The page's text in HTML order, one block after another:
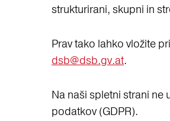
strukturirani, skupni in
Prav tako lahko vložite
dsb@dsb.gv.at.
Na naši spletni strani
podatkov (GDPR).